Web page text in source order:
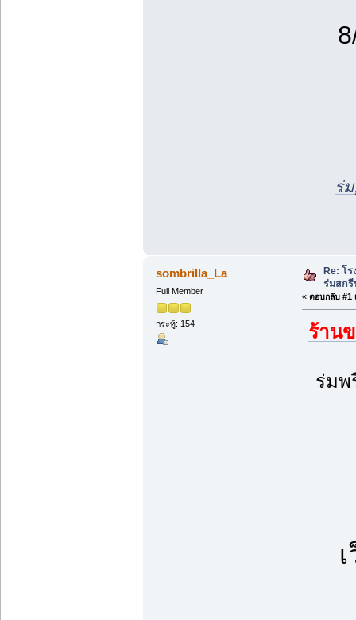
ร่
sombrilla_La
Full Member
กระทู้: 154
Re: โ
ร่มสกรี
« ตอบกลับ #1
ร้าน
ร่มพ